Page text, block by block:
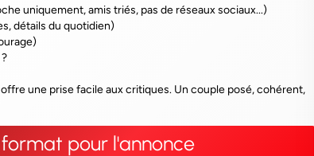
uniquement, amis triés, pas de réseaux sociaux...)
détails du quotidien)
une prise facile aux critiques. Un couple posé, cohérent,
pour l'annonce